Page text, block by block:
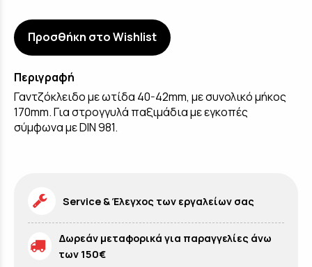
Προσθήκη στο Wishlist
Περιγραφή
Γαντζόκλειδο με ωτίδα 40-42mm, με συνολικό μήκος
170mm. Για στρογγυλά παξιμάδια με εγκοπές
σύμφωνα με DIN 981.
Service & Έλεγχος των εργαλείων σας
Δωρεάν μεταφορικά για παραγγελίες άνω
των 150€